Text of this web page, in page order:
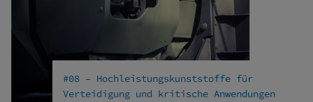
#08 – Hochleistungskunststoffe für
Verteidigung und kritische Anwendungen